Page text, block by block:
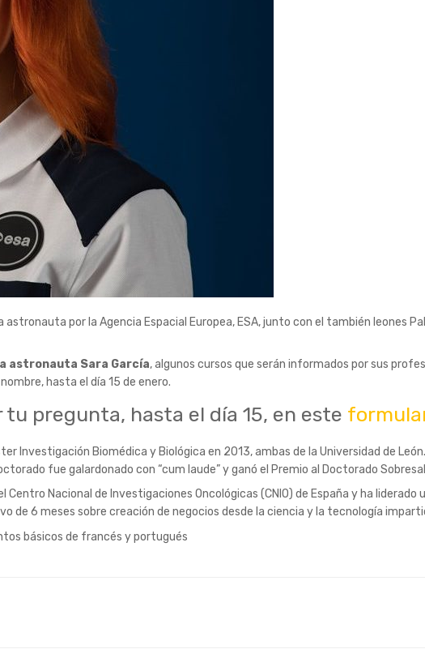
por la Agencia Espacial Europea, ESA, junto con el también leones
astronauta Sara García, algunos cursos que serán informados por sus
hasta el día 15 de enero.
tu pregunta, hasta el día 15, en este
Investigación Biomédica y Biológica en 2013, ambas de la Universidad de
fue galardonado con “cum laude” y ganó el Premio al Doctorado
Nacional de Investigaciones Oncológicas (CNIO) de España y ha
6 meses sobre creación de negocios desde la ciencia y la tecnología
básicos de francés y portugués